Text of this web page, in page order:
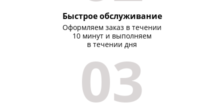
Быстрое обслуживание
Оформляем заказ в течении
10 минут и выполняем
в течении дня
03